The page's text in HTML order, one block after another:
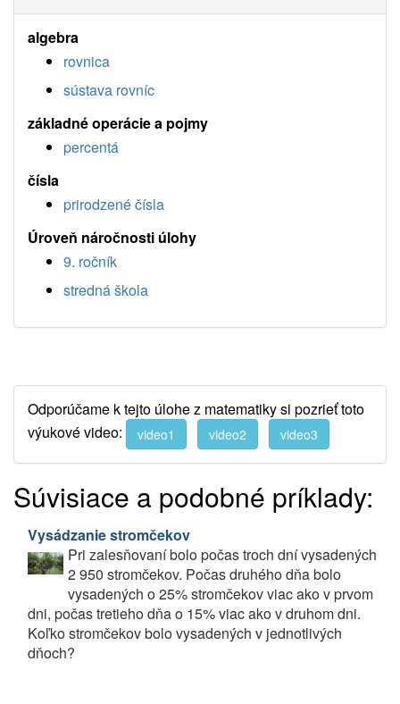
algebra
rovnica
sústava rovníc
základné operácie a pojmy
percentá
čísla
prirodzené čísla
Úroveň náročnosti úlohy
9. ročník
stredná škola
Odporúčame k tejto úlohe z matematiky si pozrieť toto
výukové video:
video1 video2 video3
Súvisiace a podobné príklady:
Vysádzanie stromčekov
Pri zalesňovaní bolo počas troch dní vysadených
2 950 stromčekov. Počas druhého dňa bolo
vysadených o 25% stromčekov viac ako v prvom
dni, počas tretieho dňa o 15% viac ako v druhom dni.
Koľko stromčekov bolo vysadených v jednotlivých
dňoch?